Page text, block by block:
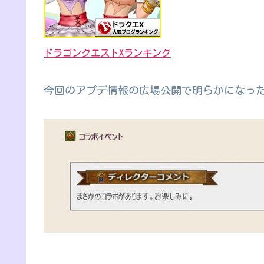
ドラゴンクエストXランキング
今回のアプデ情報の広場公開で明らかになっ